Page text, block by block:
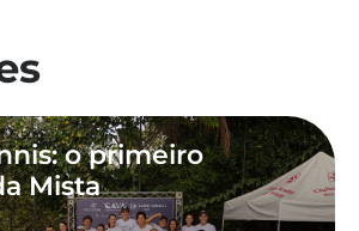
o primeiro
Mista